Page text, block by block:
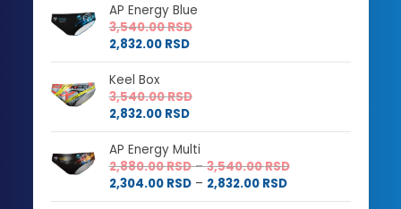
AP Energy Blue
3,540.00RSD
2,832.00 RSD
Keel Box
3,540.00RSD
2,832.00 RSD
AP Energy Multi
2,880.00RSD – 3,540.00RSDRaspon
od
2,304.00 RSD – 2,832.00 RSDRaspon
cena: